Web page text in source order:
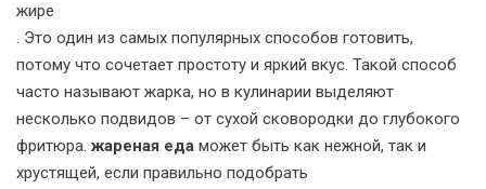
жире
. Это один из самых популярных способов готовить,
потому что сочетает простоту и яркий вкус. Такой способ
часто называют жарка, но в кулинарии выделяют
несколько подвидов – от сухой сковородки до глубокого
фритюра. жареная еда может быть как нежной, так и
хрустящей, если правильно подобрать